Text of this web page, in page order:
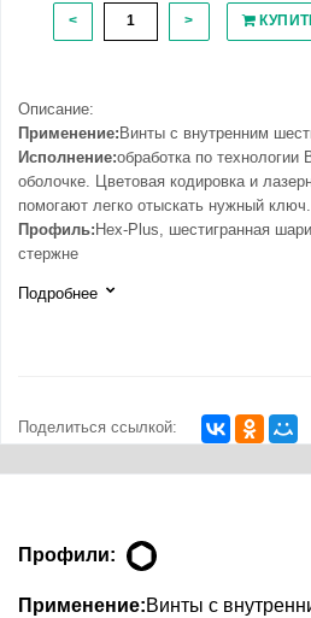
< >
Описание:
Применение: Винты с внутренним
Исполнение:обработка по технологии
оболочке. Цветовая кодировка и
помогают легко отыскать нужный ключ.
Профиль: Hex-Plus, шестигранная
стержне
Подробнее
Поделиться ссылкой:
Профили:
Применение:Винты с